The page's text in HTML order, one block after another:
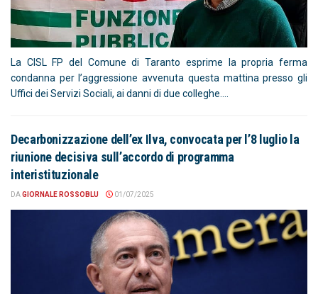
La CISL FP del Comune di Taranto esprime la propria ferma
condanna per l’aggressione avvenuta questa mattina presso gli
Uffici dei Servizi Sociali, ai danni di due colleghe....
Decarbonizzazione dell’ex Ilva, convocata per l’8 luglio la
riunione decisiva sull’accordo di programma
interistituzionale
DAGIORNALE ROSSOBLU 01/07/2025